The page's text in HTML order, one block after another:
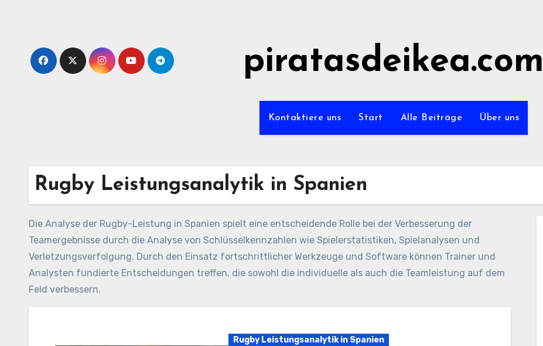
piratasdeikea.com
Kontaktiere uns Start Alle Beiträge Über uns
Rugby Leistungsanalytik in Spanien
Die Analyse der Rugby-Leistung in Spanien spielt eine entscheidende Rolle bei der Verbesserung der
Teamergebnisse durch die Analyse von Schlüsselkennzahlen wie Spielerstatistiken, Spielanalysen und
Verletzungsverfolgung. Durch den Einsatz fortschrittlicher Werkzeuge und Software können Trainer und
Analysten fundierte Entscheidungen treffen, die sowohl die individuelle als auch die Teamleistung auf dem
Feld verbessern.
Rugby Leistungsanalytik in Spanien